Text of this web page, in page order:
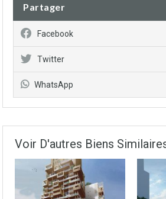
Partager
Facebook
Twitter
WhatsApp
Voir D'autres Biens